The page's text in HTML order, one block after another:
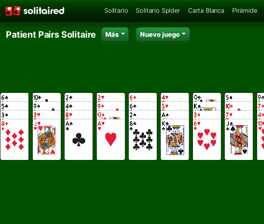
Solitario Solitario Spider Carta Blanca Pirámide
Patient Pairs Solitaire Más Nuevo juego